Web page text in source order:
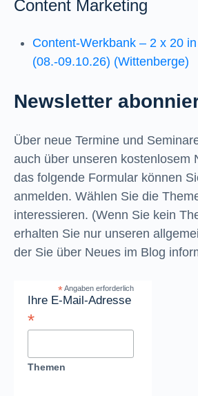
Content Marketing
Content-Werkbank – 2 x 20
(08.-09.10.26) (Wittenberge)
Newsletter
Über neue Termine und
auch über unseren kostenlosem
das folgende Formular können
anmelden. Wählen Sie die
interessieren. (Wenn Sie kein
erhalten Sie nur unseren
der Sie über Neues im Blog
*Angaben erforderlich
Ihre E-Mail-Adresse
*
Themen